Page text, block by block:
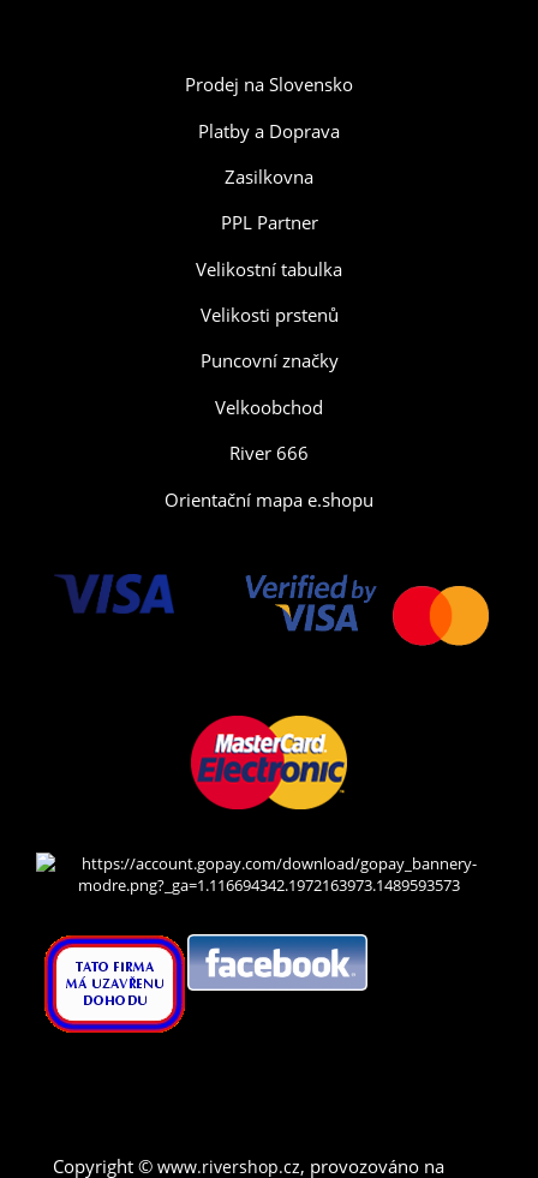
Prodej na Slovensko
Platby a Doprava
Zasilkovna
PPL Partner
Velikostní tabulka
Velikosti prstenů
Puncovní značky
Velkoobchod
River 666
Orientační mapa e.shopu
Copyright © www.rivershop.cz, provozováno na